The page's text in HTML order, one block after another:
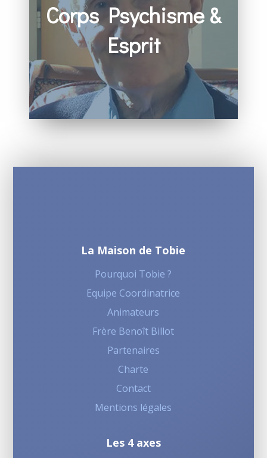
Corps Psychisme &
Esprit
– Vidéo de Benoît Billot
La Maison de Tobie
Pourquoi Tobie ?
Equipe Coordinatrice
Animateurs
Frère Benoît Billot
Partenaires
Charte
Contact
Mentions légales
Les 4 axes